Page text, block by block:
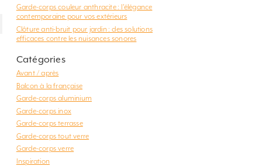
Garde-corps couleur anthracite : l’élégance
contemporaine pour vos extérieurs
Clôture anti-bruit pour jardin : des solutions
efficaces contre les nuisances sonores
Catégories
Avant / après
Balcon à la française
Garde-corps aluminium
Garde-corps inox
Garde-corps terrasse
Garde-corps tout verre
Garde-corps verre
Inspiration